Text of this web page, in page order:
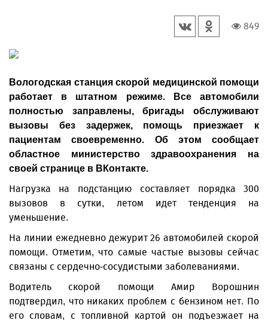
849
Вологодская станция скорой медицинской помощи
работает в штатном режиме. Все автомобили
полностью заправлены, бригады обслуживают
вызовы без задержек, помощь приезжает к
пациентам своевременно. Об этом сообщает
областное министерство здравоохранения на
своей странице в ВКонтакте.
Нагрузка на подстанцию составляет порядка 300
вызовов в сутки, летом идет тенденция на
уменьшение.
На линии ежедневно дежурит 26 автомобилей скорой
помощи. Отметим, что самые частые вызовы сейчас
связаны с сердечно-сосудистыми заболеваниями.
Водитель скорой помощи Амир Ворошнин
подтвердил, что никаких проблем с бензином нет. По
его словам, с топливной картой он подъезжает на